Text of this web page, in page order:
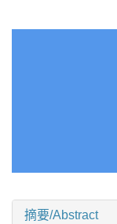
摘要/Abstract